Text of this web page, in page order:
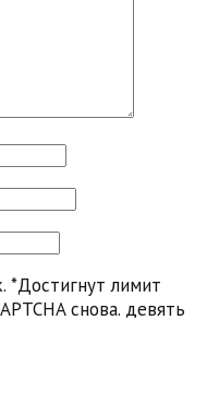
*Достигнут лимит
снова. девять